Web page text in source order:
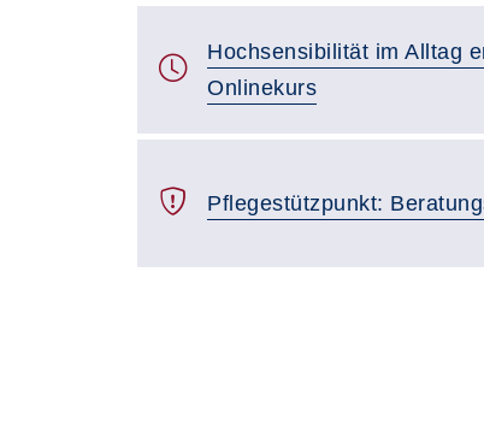
Hochsensibilität im Alltag
Onlinekurs
Pflegestützpunkt: